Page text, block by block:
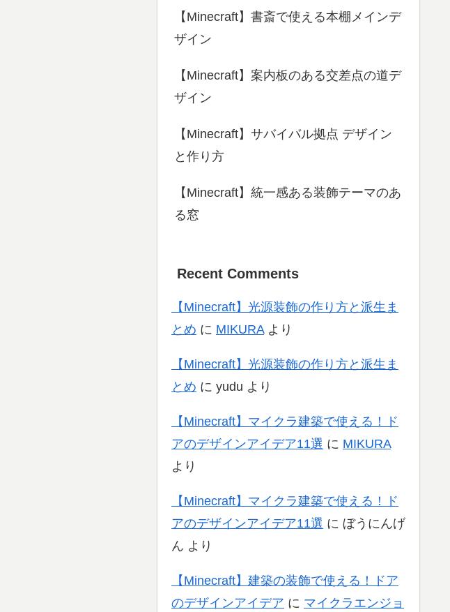
【Minecraft】書斎で使える本棚メインデ
ザイン
【Minecraft】案内板のある交差点の道デ
ザイン
【Minecraft】サバイバル拠点 デザイン
と作り方
【Minecraft】統一感ある装飾テーマのあ
る窓
Recent Comments
【Minecraft】光源装飾の作り方と派生ま
とめ に MIKURAより
【Minecraft】光源装飾の作り方と派生ま
とめ に yudu より
【Minecraft】マイクラ建築で使える！ド
アのデザインアイデア11選 に MIKURA
より
【Minecraft】マイクラ建築で使える！ド
アのデザインアイデア11選 に ぼうにんげ
ん より
【Minecraft】建築の装飾で使える！ドア
のデザインアイデア に マイクラエンジョ